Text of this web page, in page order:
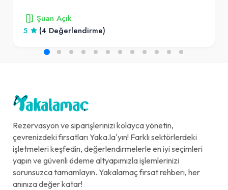
Şuan Açık
5
(4 Değerlendirme)
Rezervasyon ve siparişlerinizi kolayca yönetin,
çevrenizdeki fırsatları Yaka.la'yın! Farklı sektörlerdeki
işletmeleri keşfedin, değerlendirmelerle en iyi seçimleri
yapın ve güvenli ödeme altyapımızla işlemlerinizi
sorunsuzca tamamlayın. Yakalamaç fırsat rehberi, her
anınıza değer katar!